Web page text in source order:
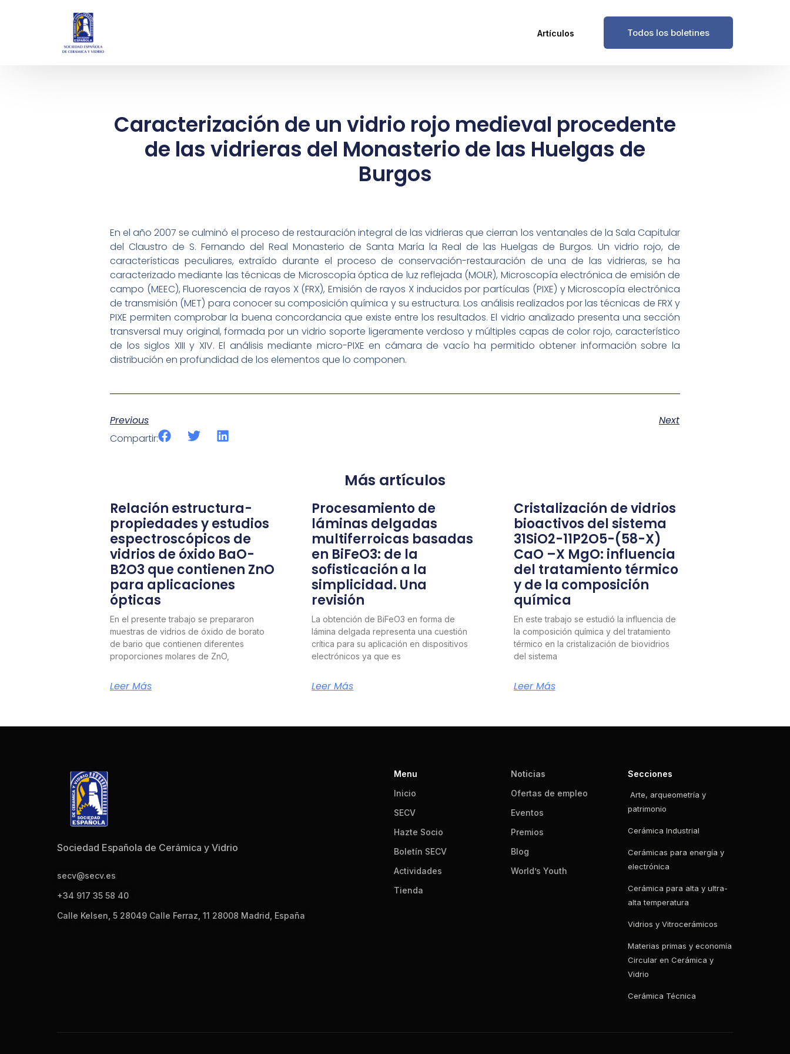
Artículos Todos los boletines
Caracterización de un vidrio rojo medieval procedente
de las vidrieras del Monasterio de las Huelgas de
Burgos
En el año 2007 se culminó el proceso de restauración integral de las vidrieras que cierran los ventanales de la Sala Capitular
del Claustro de S. Fernando del Real Monasterio de Santa María la Real de las Huelgas de Burgos. Un vidrio rojo, de
características peculiares, extraído durante el proceso de conservación-restauración de una de las vidrieras, se ha
caracterizado mediante las técnicas de Microscopía óptica de luz reflejada (MOLR), Microscopía electrónica de emisión de
campo (MEEC), Fluorescencia de rayos X (FRX), Emisión de rayos X inducidos por partículas (PIXE) y Microscopía electrónica
de transmisión (MET) para conocer su composición química y su estructura. Los análisis realizados por las técnicas de FRX y
PIXE permiten comprobar la buena concordancia que existe entre los resultados. El vidrio analizado presenta una sección
transversal muy original, formada por un vidrio soporte ligeramente verdoso y múltiples capas de color rojo, característico
de los siglos XIII y XIV. El análisis mediante micro-PIXE en cámara de vacío ha permitido obtener información sobre la
distribución en profundidad de los elementos que lo componen.
Previous
Next
Compartir:
Más artículos
Relación estructura-
propiedades y estudios
espectroscópicos de
vidrios de óxido BaO-
B2O3 que contienen ZnO
para aplicaciones
ópticas
En el presente trabajo se prepararon
muestras de vidrios de óxido de borato
de bario que contienen diferentes
proporciones molares de ZnO,
Leer Más
Procesamiento de
láminas delgadas
multiferroicas basadas
en BiFeO3: de la
sofisticación a la
simplicidad. Una
revisión
La obtención de BiFeO3 en forma de
lámina delgada representa una cuestión
crítica para su aplicación en dispositivos
electrónicos ya que es
Leer Más
Cristalización de vidrios
bioactivos del sistema
31SiO2-11P2O5-(58-X)
CaO –X MgO: influencia
del tratamiento térmico
y de la composición
química
En este trabajo se estudió la influencia de
la composición química y del tratamiento
térmico en la cristalización de biovidrios
del sistema
Leer Más
Sociedad Española de Cerámica y Vidrio
secv@secv.es
+34 917 35 58 40
Calle Kelsen, 5 28049 Calle Ferraz, 11 28008 Madrid, España
Menu
Inicio
SECV
Hazte Socio
Boletín SECV
Actividades
Tienda
Noticias
Ofertas de empleo
Eventos
Premios
Blog
World’s Youth
Secciones
Arte, arqueometría y
patrimonio
Cerámica Industrial
Cerámicas para energía y
electrónica
Cerámica para alta y ultra-
alta temperatura
Vidrios y Vitrocerámicos
Materias primas y economía
Circular en Cerámica y
Vidrio
Cerámica Técnica